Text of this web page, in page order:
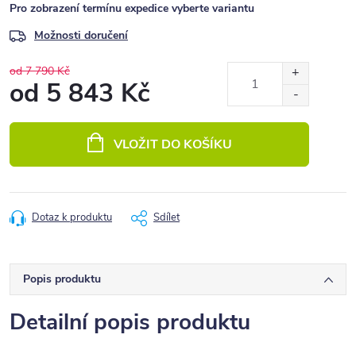
Pro zobrazení termínu expedice vyberte variantu
Možnosti doručení
od 7 790 Kč
od 5 843 Kč
VLOŽIT DO KOŠÍKU
Dotaz k produktu Sdílet
Popis produktu
Detailní popis produktu